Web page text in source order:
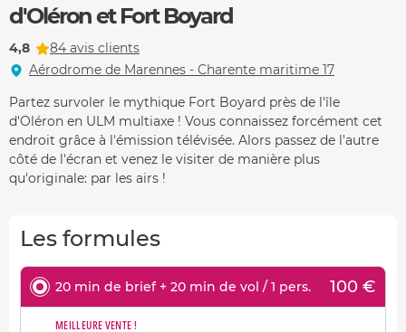
d'Oléron et Fort Boyard
4,8
84 avis clients
Aérodrome de Marennes - Charente maritime 17
Partez survoler le mythique Fort Boyard près de l'île
d'Oléron en ULM multiaxe ! Vous connaissez forcément cet
endroit grâce à l'émission télévisée. Alors passez de l'autre
côté de l'écran et venez le visiter de manière plus
qu'originale: par les airs !
Les formules
20 min de brief + 20 min de vol / 1 pers. 100 €
MEILLEURE VENTE !